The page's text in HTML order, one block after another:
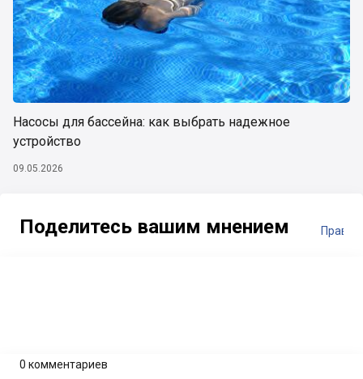
Насосы для бассейна: как выбрать надежное
устройство
09.05.2026
Поделитесь вашим мнением
0 комментариев